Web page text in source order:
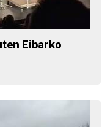
Eibarko